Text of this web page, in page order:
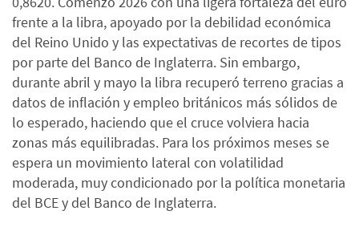
frente a la libra, apoyado por la debilidad económica
del Reino Unido y las expectativas de recortes de tipos
por parte del Banco de Inglaterra. Sin embargo,
durante abril y mayo la libra recuperó terreno gracias a
datos de inflación y empleo británicos más sólidos de
lo esperado, haciendo que el cruce volviera hacia
zonas más equilibradas. Para los próximos meses se
espera un movimiento lateral con volatilidad
moderada, muy condicionado por la política monetaria
del BCE y del Banco de Inglaterra.